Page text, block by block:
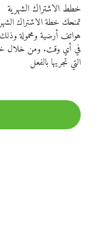
خطط الاشتراك الشهرية
تمنحك خطة الاشتراك
هواتف أرضية ومحمولة
في أي وقت. ومن خلال خطة
التي تجريها بالفعل